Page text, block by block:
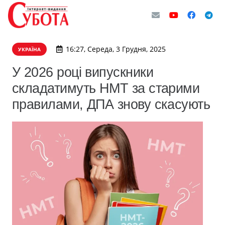
УКРАЇНА 16:27, Середа, 3 Грудня, 2025
У 2026 році випускники
складатимуть НМТ за старими
правилами, ДПА знову скасують